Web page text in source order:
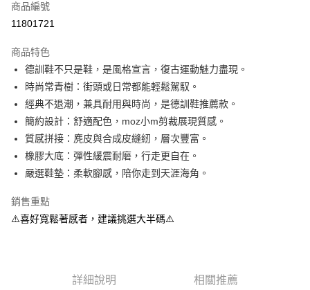
街口支付
Google Pay
全盈+PAY
大哥付你分期
相關說明
【大哥付你分期使用說明】
1.本服務由台灣大哥大提供，台灣大哥大用戶可立即使用無須另外申請。
2.付款方式選擇「大哥付你分期」，訂單成立後會自動跳轉到大哥付的交易
流程，驗證手機門號後，選擇欲分期的期數、繳款截止日，確認付款後即完
3.實際核准額度、可分期數及費用金額請依後續交易確認頁面所載為準。
4.訂單成立30分鐘內，如未前往確認交易或遇審核未通過，訂單將自動取
AFTEE先享後付
相關說明
AFTEE先享後付是「在收到商品之後才付款」的支付方式。 讓您購物簡單
１．簡單：不需註冊會員、不需綁卡、不需儲值。
【「AFTEE先享後付」結帳流程】
１．於結帳方式選擇「AFTEE先享後付」後，將跳轉至「AFTEE先享後付」
ATM付款
商品編號
11801721
商品特色
德訓鞋不只是鞋，是風格宣言，復古運動魅力盡現。
時尚常青樹：街頭或日常都能輕鬆駕馭。
經典不退潮，兼具耐用與時尚，是德訓鞋推薦款。
簡約設計：舒適配色，moz小m剪裁展現質感。
質感拼接：麂皮與合成皮縫紉，層次豐富。
橡膠大底：彈性緩震耐磨，行走更自在。
嚴選鞋墊：柔軟腳感，陪你走到天涯海角。
銷售重點
⚠️喜好寬鬆著感者，建議挑選大半碼⚠️
詳細說明 相關推薦